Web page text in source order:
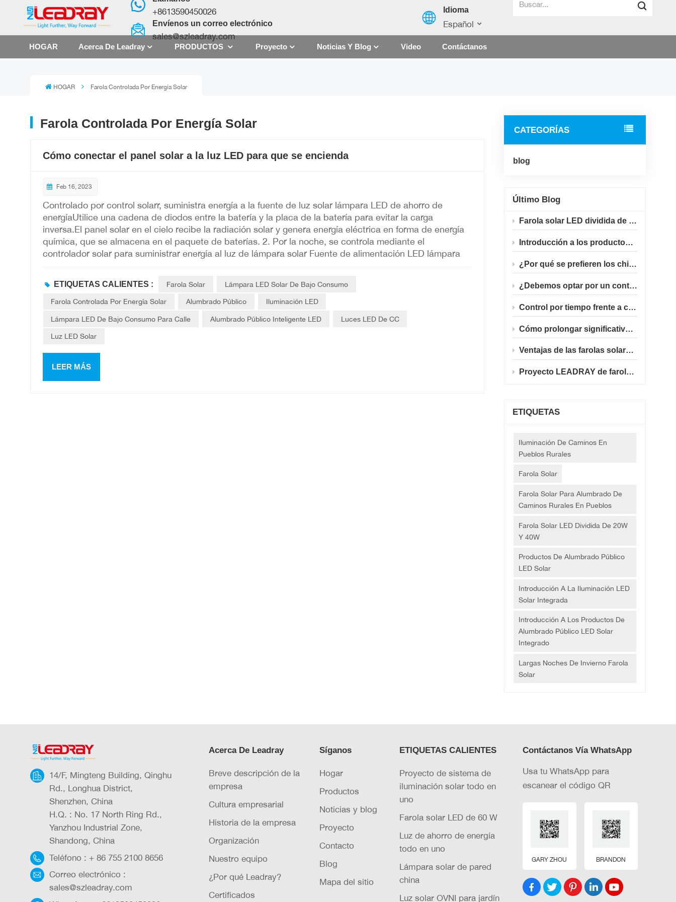
+8613590450026
Envíenos un correo electrónico
sales@szleadray.com
Idioma
Español
HOGAR Acerca De Leadray PRODUCTOS Proyecto Noticias Y Blog Video Contáctanos
HOGAR Farola Controlada Por Energía Solar
CATEGORÍAS
blog
Último Blog
Farola solar LED dividida de 20W y 40W, IP65, de aluminio fundido a presión, para proyectos de iluminación vial en pueblos rurales.
Introducción a los productos de alumbrado público LED solar integrado
¿Por qué se prefieren los chips LED Philips 5050 para proyectos gubernamentales de alumbrado público solar en el extranjero?
¿Debemos optar por un control de luz puro o por un modo de programación temporizada para las farolas solares?
Control por tiempo frente a control por luz: ¿Qué modo inteligente funciona mejor para las luces solares de carretera en el extranjero?
Cómo prolongar significativamente la vida útil de las farolas solares en modo de atenuación horaria de 12 horas.
Ventajas de las farolas solares de 30W/40W en escenarios de ingeniería europeos polacos
Proyecto LEADRAY de farola solar integrada en Polonia (30W/40W)
ETIQUETAS
Iluminación De Caminos En
Pueblos Rurales
Farola Solar
Farola Solar Para Alumbrado De
Caminos Rurales En Pueblos
Farola Solar LED Dividida De 20W
Y 40W
Productos De Alumbrado Público
LED Solar
Introducción A La Iluminación LED
Solar Integrada
Introducción A Los Productos De
Alumbrado Público LED Solar
Integrado
Largas Noches De Invierno Farola
Solar
Farola Controlada Por Energía Solar
Cómo conectar el panel solar a la luz LED para que se encienda
Feb 16, 2023
Controlado por control solarr, suministra energía a la fuente de luz solar lámpara LED de ahorro de
energíaUtilice una cadena de diodos entre la batería y la placa de la batería para evitar la carga
inversa.El panel solar en el cielo recibe la radiación solar y genera energía eléctrica en forma de energía
química, que se almacena en el paquete de baterías. 2. Por la noche, se controla mediante el
controlador solar para suministrar energía al luz de lámpara solar Fuente de alimentación LED lámpara
batería continuará cargándose automáticamente. 4. La función principal de las células solares es
generar electricidad. 5. La corriente principal del mercado de generación de energía son las células
desventajas. 6. Las células solares de silicio cristalino tienen costos de equipo relativamente bajos, pero
un consumo y un costo de celda elevados, además de una alta eficiencia de conversión fotoeléctrica.
Para que funcione se requiere una sistema completo de energía solar (no solo la conexión directa entre
ETIQUETAS CALIENTES : Farola Solar Lámpara LED Solar De Bajo Consumo
Farola Controlada Por Energía Solar Alumbrado Público Iluminación LED
Lámpara LED De Bajo Consumo Para Calle Alumbrado Público Inteligente LED Luces LED De CC
Luz LED Solar
LEER MÁS
14/F, Mingteng Building, Qinghu
Rd., Longhua District,
Shenzhen, China
H.Q. : No. 17 North Ring Rd.,
Yanzhou Industrial Zone,
Shandong, China
Teléfono : + 86 755 2100 8656
Correo electrónico :
sales@szleadray.com
Acerca De Leadray
Breve descripción de la
empresa
Cultura empresarial
Historia de la empresa
Organización
Nuestro equipo
¿Por qué Leadray?
Certificados
Síganos
Hogar
Productos
Noticias y blog
Proyecto
Contacto
Blog
Mapa del sitio
ETIQUETAS CALIENTES
Proyecto de sistema de
iluminación solar todo en
uno
Farola solar LED de 60 W
Luz de ahorro de energía
todo en uno
Lámpara solar de pared
china
Luz solar OVNI para jardín
Contáctanos Vía WhatsApp
Usa tu WhatsApp para
escanear el código QR
GARY ZHOU BRANDON